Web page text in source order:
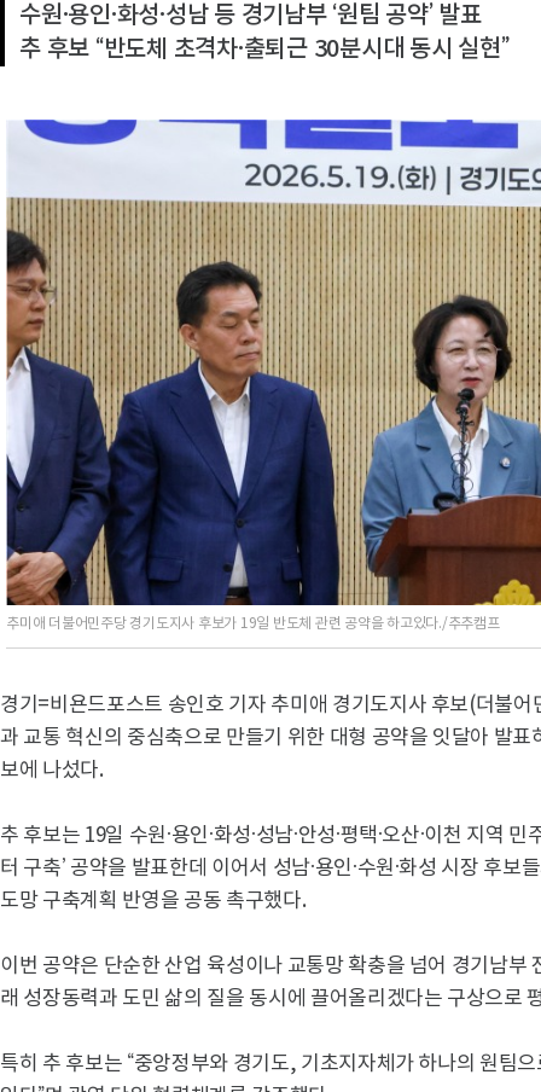
수원·용인·화성·성남 등 경기남부 ‘원팀 공약’ 발표
추 후보 “반도체 초격차·출퇴근 30분시대 동시 실현”
추미애 더불어민주당 경기도지사 후보가 19일 반도체 관련 공약을 하고있다./추추캠프
경기=비욘드포스트 송인호 기자 추미애 경기도지사 후보(더불
과 교통 혁신의 중심축으로 만들기 위한 대형 공약을 잇달아 발
보에 나섰다.
추 후보는 19일 수원·용인·화성·성남·안성·평택·오산·이천 지역
터 구축’ 공약을 발표한데 이어서 성남·용인·수원·화성 시장 후보
도망 구축계획 반영을 공동 촉구했다.
이번 공약은 단순한 산업 육성이나 교통망 확충을 넘어 경기남부
래 성장동력과 도민 삶의 질을 동시에 끌어올리겠다는 구상으로
특히 추 후보는 “중앙정부와 경기도, 기초지자체가 하나의 원팀